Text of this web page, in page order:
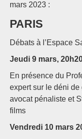
mars 2023 :
PARIS
Débats à l’Espace
Jeudi 9 mars,
En présence du
expert sur le déni de
avocat pénaliste et
films
Vendredi 10 mars